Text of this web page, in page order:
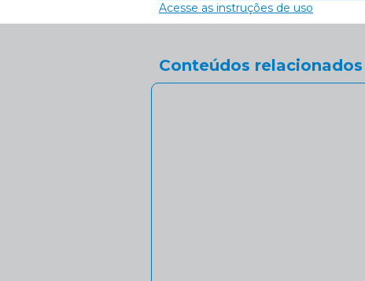
Acesse as instruções de uso
Conteúdos